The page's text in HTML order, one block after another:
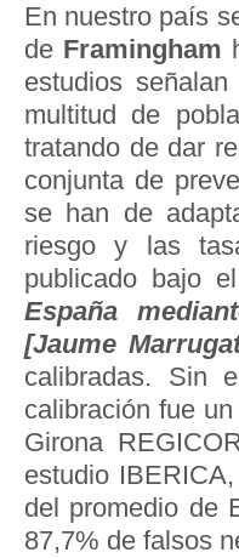
En nuestro país
de Framingham
estudios
multitud de
tratando de dar
conjunta de
se han de
riesgo y las
publicado bajo
España
[Jaume
calibradas. Sin
calibración fue
Girona
estudio
del promedio de
87,7% de falsos